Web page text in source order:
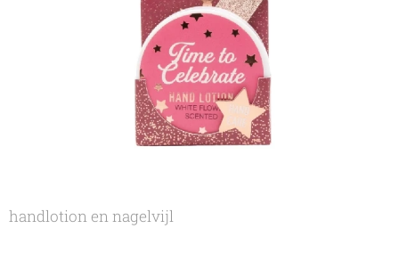
handlotion en nagelvijl